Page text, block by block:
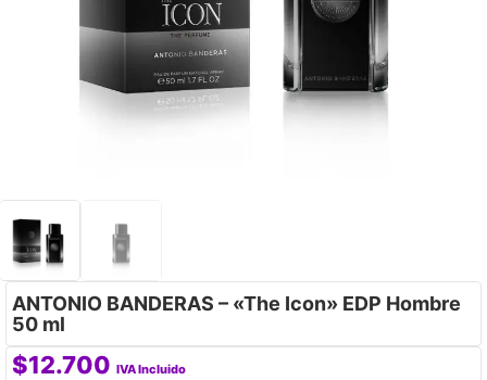
ANTONIO BANDERAS – «The Icon» EDP Hombre
50 ml
$12.700 IVA Incluido